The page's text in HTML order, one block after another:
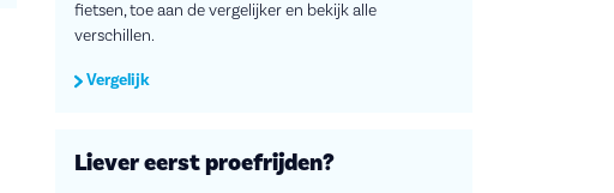
fietsen, toe aan de vergelijker en bekijk alle
verschillen.
Vergelijk
Liever eerst proefrijden?